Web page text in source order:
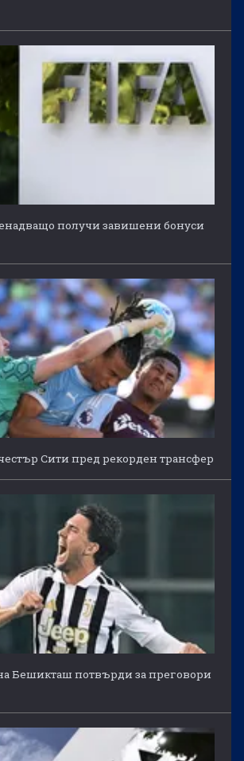
получи завишени бонуси
Сити пред рекорден трансфер
Бешикташ потвърди за преговори